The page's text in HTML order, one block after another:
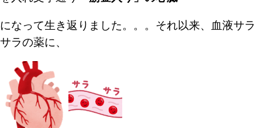
になって生き返りました。。。 それ以来、血液サラ
サラの薬に、